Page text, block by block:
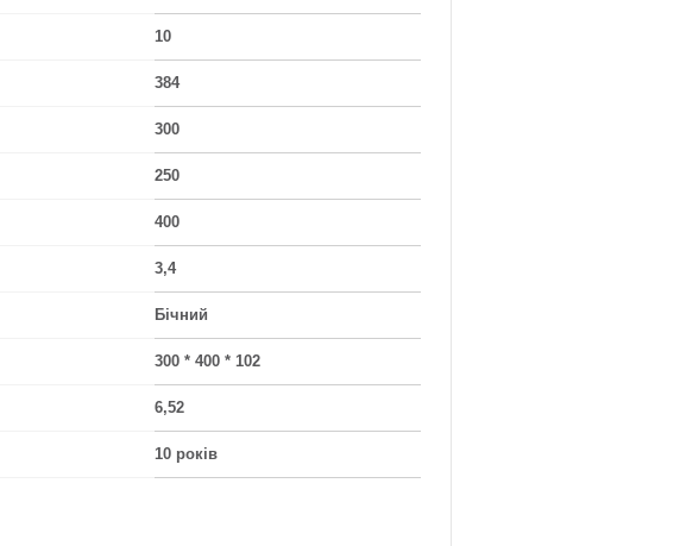
10
384
300
250
400
3,4
Бічний
300 * 400 * 102
6,52
10 років